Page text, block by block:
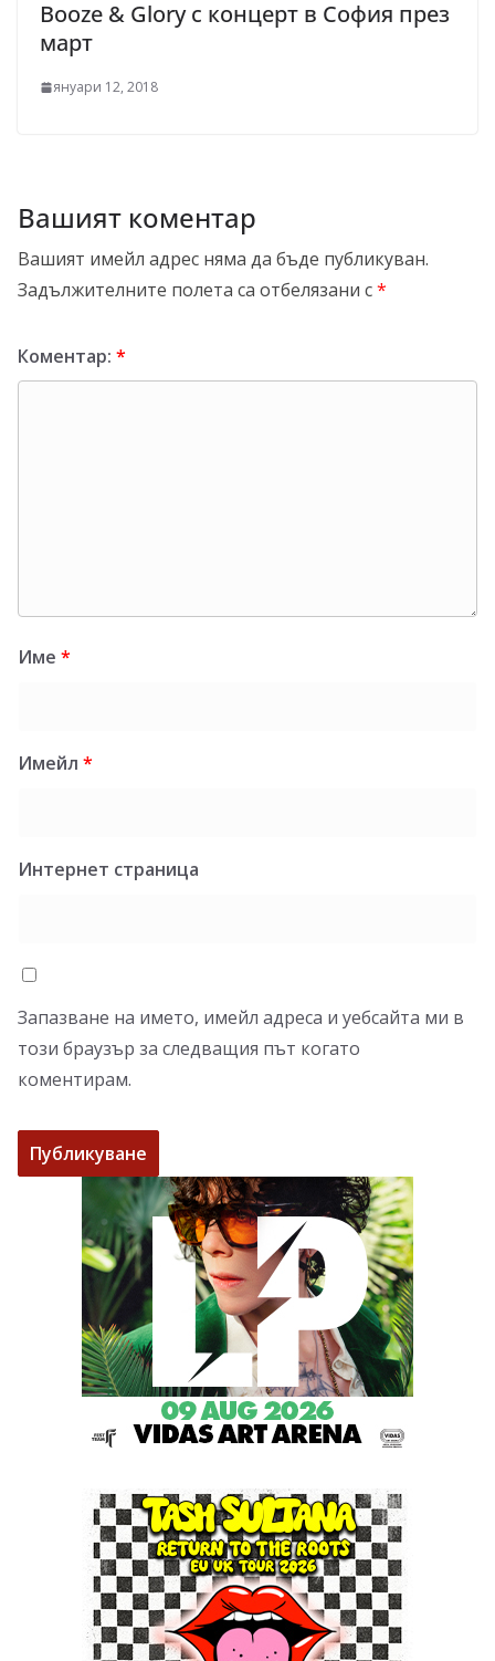
Booze & Glory с концерт в София през
март
януари 12, 2018
Вашият коментар
Вашият имейл адрес няма да бъде публикуван.
Задължителните полета са отбелязани с*
Коментар: *
Име *
Имейл *
Интернет страница
Запазване на името, имейл адреса и уебсайта ми в
този браузър за следващия път когато
коментирам.